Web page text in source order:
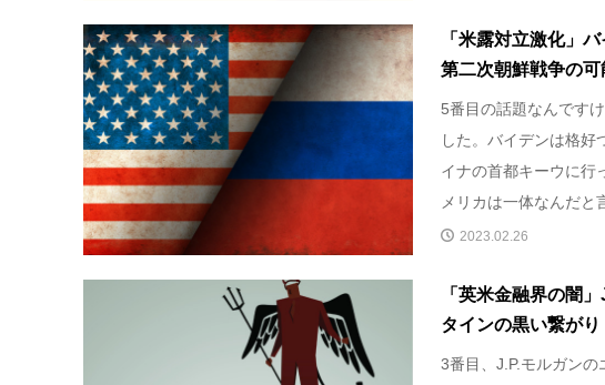
「米露対立激化」
第二次朝鮮戦争の可
5番目の話題なんです
した。バイデンは格好
イナの首都キーウに行
メリカは一体なんだと
2023.02.26
「英米金融界の闇
タインの黒い繋がり
3番目、J.P.モルガン